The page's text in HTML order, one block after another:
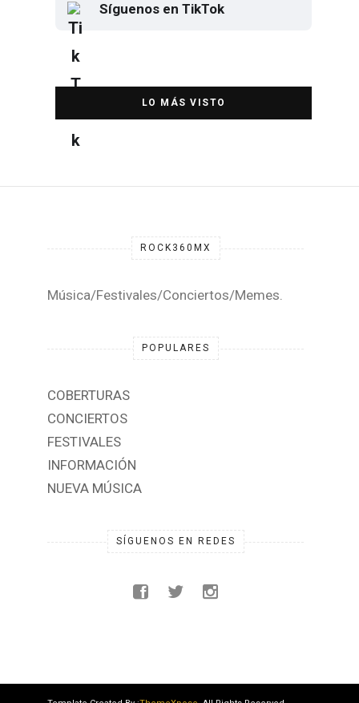
Síguenos en TikTok
DESTACADA
Elton John regresa a CDMX para
despedirse en el Estadio Banorte
ROCK360MX
Música/Festivales/Conciertos/Memes.
POPULARES
COBERTURAS
CONCIERTOS
FESTIVALES
INFORMACIÓN
NUEVA MÚSICA
SÍGUENOS EN REDES